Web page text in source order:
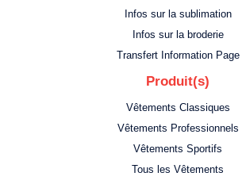
Infos sur la sublimation
Infos sur la broderie
Transfert Information Page
Produit(s)
Vêtements Classiques
Vêtements Professionnels
Vêtements Sportifs
Tous les Vêtements